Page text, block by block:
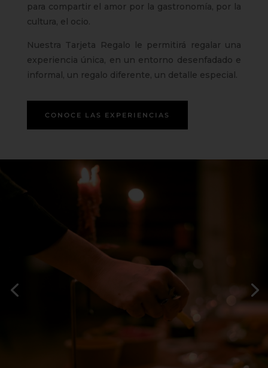
para compartir el amor por la gastronomía, por la
cultura, el ocio.
Nuestra Tarjeta Regalo le permitirá regalar una
experiencia única, en un entorno desenfadado e
informal, un regalo diferente, un detalle especial.
CONOCE LAS EXPERIENCIAS